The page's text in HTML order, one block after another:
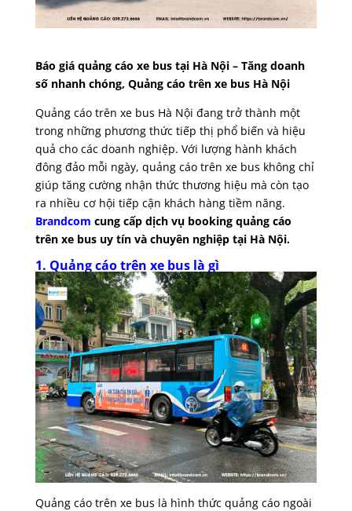
Báo giá quảng cáo xe bus tại Hà Nội – Tăng doanh
số nhanh chóng, Quảng cáo trên xe bus Hà Nội
Quảng cáo trên xe bus Hà Nội đang trở thành một
trong những phương thức tiếp thị phổ biến và hiệu
quả cho các doanh nghiệp. Với lượng hành khách
đông đảo mỗi ngày, quảng cáo trên xe bus không chỉ
giúp tăng cường nhận thức thương hiệu mà còn tạo
ra nhiều cơ hội tiếp cận khách hàng tiềm năng.
Brandcom cung cấp dịch vụ booking quảng cáo
trên xe bus uy tín và chuyên nghiệp tại Hà Nội.
1. Quảng cáo trên xe bus là gì
Quảng cáo trên xe bus là hình thức quảng cáo ngoài